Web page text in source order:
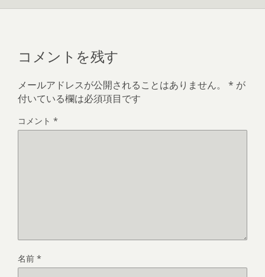
コメントを残す
メールアドレスが公開されることはありません。 * が
付いている欄は必須項目です
コメント *
名前 *